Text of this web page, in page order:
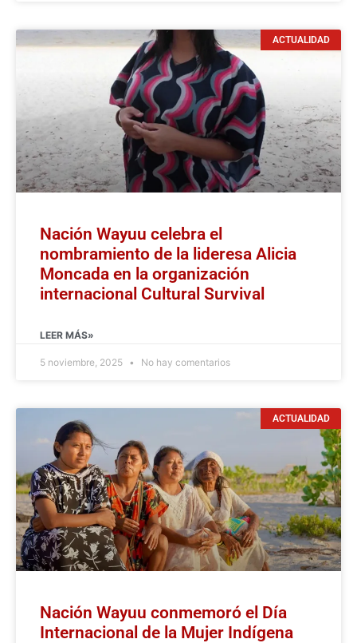
ACTUALIDAD
Nación Wayuu celebra el
nombramiento de la lideresa Alicia
Moncada en la organización
internacional Cultural Survival
LEER MÁS»
5 noviembre, 2025 No hay comentarios
ACTUALIDAD
Nación Wayuu conmemoró el Día
Internacional de la Mujer Indígena